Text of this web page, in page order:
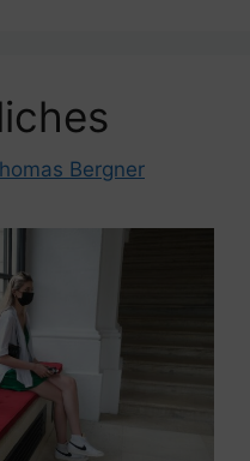
Bergner